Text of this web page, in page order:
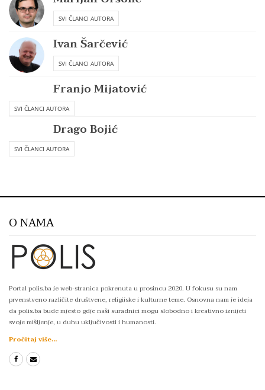
SVI ČLANCI AUTORA
Ivan Šarčević
SVI ČLANCI AUTORA
Franjo Mijatović
SVI ČLANCI AUTORA
Drago Bojić
SVI ČLANCI AUTORA
O NAMA
Portal polis.ba je web-stranica pokrenuta u prosincu 2020. U fokusu su nam
prvenstveno različite društvene, religijske i kulturne teme. Osnovna nam je ideja
da polis.ba bude mjesto gdje naši suradnici mogu slobodno i kreativno iznijeti
svoje mišljenje, u duhu uključivosti i humanosti.
Pročitaj više...